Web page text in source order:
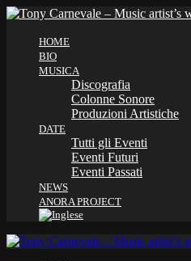
HOME
BIO
MUSICA
Discografia
Colonne Sonore
Produzioni Artistiche
DATE
Tutti gli Eventi
Eventi Futuri
Eventi Passati
NEWS
ANORA PROJECT